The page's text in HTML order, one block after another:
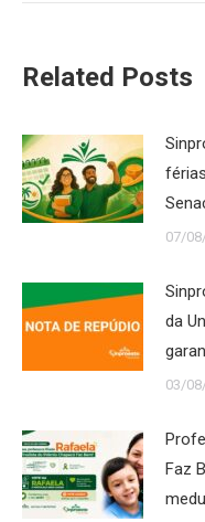
Related Posts
07/
da
03/
Faz